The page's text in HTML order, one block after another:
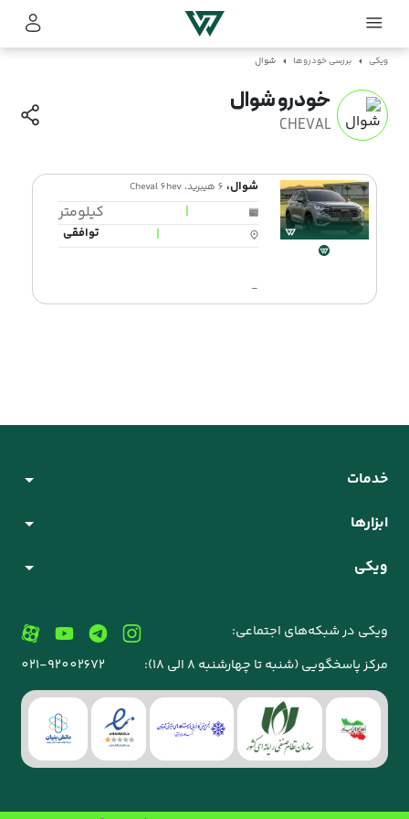
ویکی بررسی خودروها شوال
خودرو شوال
CHEVAL
شوال، 6 هیبرید، Cheval 6hev
|
کیلومتر
|
توافقی
-
خدمات
ابزارها
ویکی
ویکی در شبکه‌های اجتماعی:
مرکز پاسخگویی (شنبه تا چهارشنبه 8 الی 18):
021-92002672